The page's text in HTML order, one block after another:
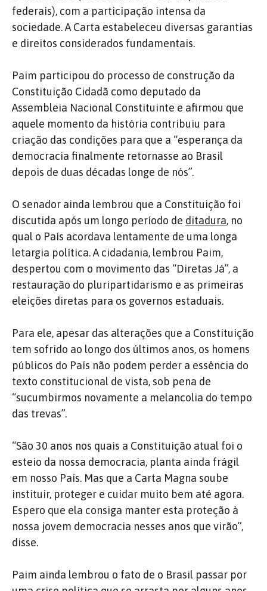
federais), com a participação intensa da
sociedade. A Carta estabeleceu diversas garantias
e direitos considerados fundamentais.
Paim participou do processo de construção da
Constituição Cidadã como deputado da
Assembleia Nacional Constituinte e afirmou que
aquele momento da história contribuiu para
criação das condições para que a “esperança da
democracia finalmente retornasse ao Brasil
depois de duas décadas longe de nós”.
O senador ainda lembrou que a Constituição foi
discutida após um longo período de ditadura, no
qual o País acordava lentamente de uma longa
letargia política. A cidadania, lembrou Paim,
despertou com o movimento das “Diretas Já”, a
restauração do pluripartidarismo e as primeiras
eleições diretas para os governos estaduais.
Para ele, apesar das alterações que a Constituição
tem sofrido ao longo dos últimos anos, os homens
públicos do País não podem perder a essência do
texto constitucional de vista, sob pena de
“sucumbirmos novamente a melancolia do tempo
das trevas”.
“São 30 anos nos quais a Constituição atual foi o
esteio da nossa democracia, planta ainda frágil
em nosso País. Mas que a Carta Magna soube
instituir, proteger e cuidar muito bem até agora.
Espero que ela consiga manter esta proteção à
nossa jovem democracia nesses anos que virão”,
disse.
Paim ainda lembrou o fato de o Brasil passar por